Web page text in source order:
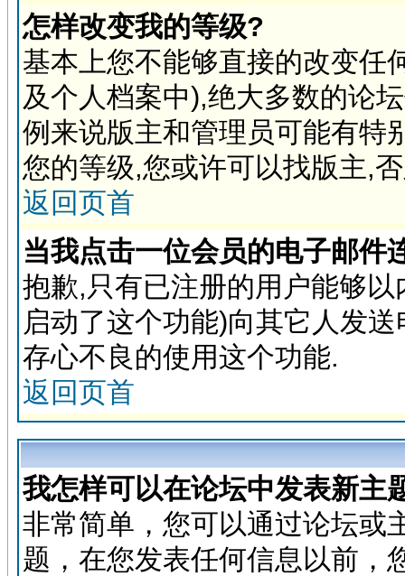
怎样改变我的等级?
基本上您不能够直接的改变任
及个人档案中),绝大多数的论
例来说版主和管理员可能有特
您的等级,您或许可以找版主,
返回页首
当我点击一位会员的电子邮件
抱歉,只有已注册的用户能够
启动了这个功能)向其它人发
存心不良的使用这个功能.
返回页首
我怎样可以在论坛中发表新主
非常简单，您可以通过论坛或
题，在您发表任何信息以前，